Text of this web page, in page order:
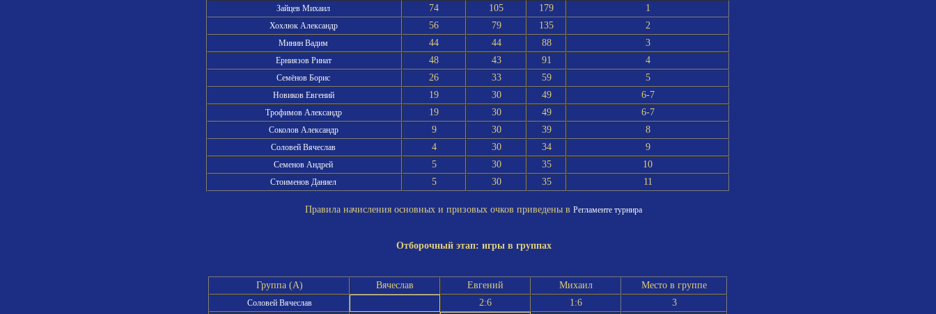
Зайцев Михаил 74 105 179 1
Хохлюк Александр 56 79 135 2
Минин Вадим 44 44 88 3
Ерниязов Ринат 48 43 91 4
Семёнов Борис 26 33 59 5
Новиков Евгений 19 30 49 6-7
Трофимов Александр 19 30 49 6-7
Соколов Александр 9 30 39 8
Соловей Вячеслав 4 30 34 9
Семенов Андрей 5 30 35 10
Стоименов Даниел 5 30 35 11
Правила начисления основных и призовых очков приведены в Регламенте турнира
Отборочный этап: игры в группах
Группа (A) Вячеслав Евгений Михаил Место в группе
Соловей Вячеслав 2:6 1:6 3